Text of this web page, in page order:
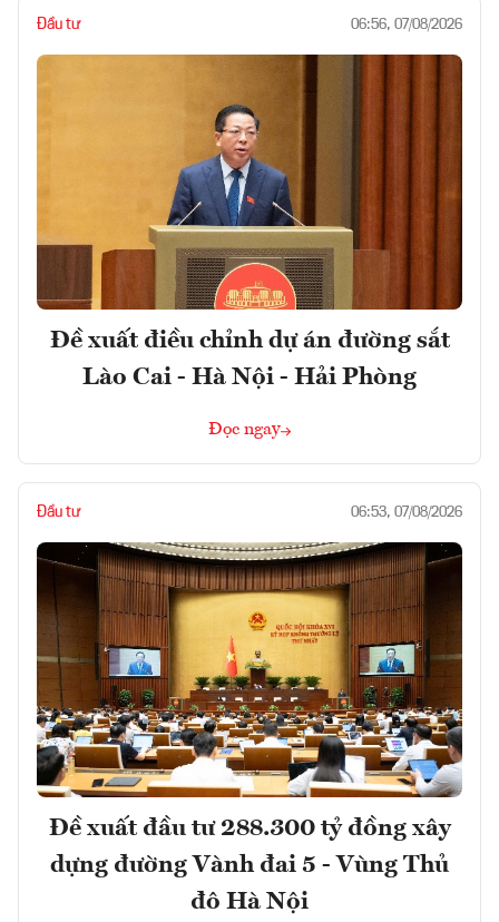
Đầu tư 06:56, 07/08/2026
Đề xuất điều chỉnh dự án đường sắt
Lào Cai - Hà Nội - Hải Phòng
Đọc ngay
Đầu tư 06:53, 07/08/2026
Đề xuất đầu tư 288.300 tỷ đồng xây
dựng đường Vành đai 5 - Vùng Thủ
đô Hà Nội